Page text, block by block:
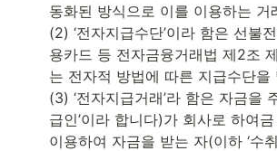
동화된 방식으로 이를 이용하는 거
(2) ‘전자지급수단’이라 함은 선불
용카드 등 전자금융거래법 제2조
는 전자적 방법에 따른 지급수단을
(3) ‘전자지급거래’라 함은 자금을
급인’이라 합니다)가 회사로 하여
이용하여 자금을 받는 자(이하 ‘수